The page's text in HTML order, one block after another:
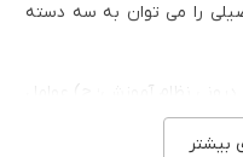
را می توان به سه دسته
نظام آموزشی؛ ج) عوامل
بیشتر